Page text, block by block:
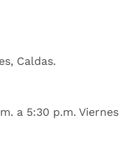
Caldas.
a 5:30 p.m.